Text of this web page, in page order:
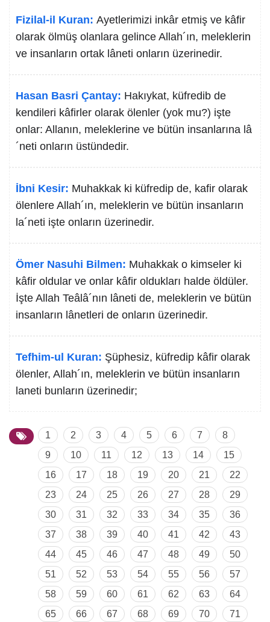
Fizilal-il Kuran: Ayetlerimizi inkâr etmiş ve kâfir
olarak ölmüş olanlara gelince Allah´ın, meleklerin
ve insanların ortak lâneti onların üzerinedir.
Hasan Basri Çantay: Hakıykat, küfredib de
kendileri kâfirler olarak ölenler (yok mu?) işte
onlar: Allanın, meleklerine ve bütün insanlarına lâ
´neti onların üstündedir.
İbni Kesir: Muhakkak ki küfredip de, kafir olarak
ölenlere Allah´ın, meleklerin ve bütün insanların
la´neti işte onların üzerinedir.
Ömer Nasuhi Bilmen: Muhakkak o kimseler ki
kâfir oldular ve onlar kâfir oldukları halde öldüler.
İşte Allah Teâlâ´nın lâneti de, meleklerin ve bütün
insanların lânetleri de onların üzerinedir.
Tefhim-ul Kuran: Şüphesiz, küfredip kâfir olarak
ölenler, Allah´ın, meleklerin ve bütün insanların
laneti bunların üzerinedir;
1 2 3 4 5 6 7
8
9
10 11 12 13 14
15
16
17 18 19 20 21
22
23
24 25 26 27 28
29
30
31 32 33 34 35
36
37
38 39 40 41 42
43
44
45 46 47 48 49
50
51
52 53 54 55 56
57
58
59 60 61 62 63
64
65
66 67 68 69 70
71